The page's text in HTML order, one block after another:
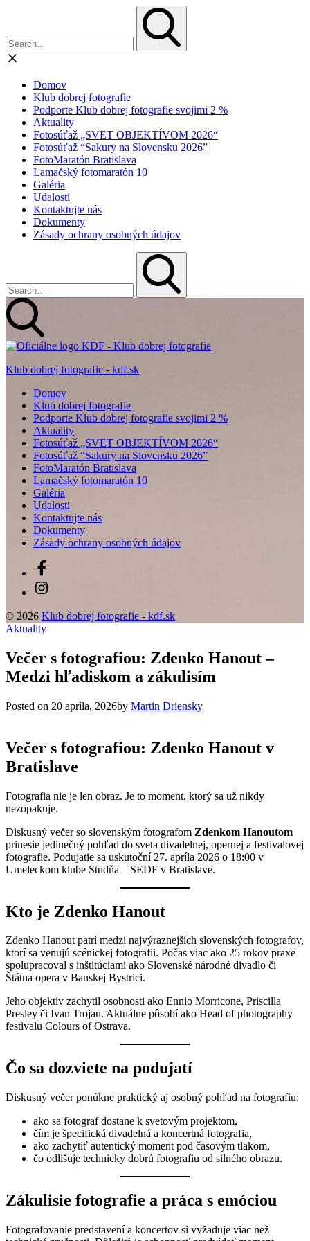
Domov
Klub dobrej fotografie
Podporte Klub dobrej fotografie svojimi 2 %
Aktuality
Fotosúťaž „SVET OBJEKTÍVOM 2026“
Fotosúťaž “Sakury na Slovensku 2026”
FotoMaratón Bratislava
Lamačský fotomaratón 10
Galéria
Udalosti
Kontaktujte nás
Dokumenty
Zásady ochrany osobných údajov
Klub dobrej fotografie - kdf.sk
Domov
Klub dobrej fotografie
Podporte Klub dobrej fotografie svojimi 2 %
Aktuality
Fotosúťaž „SVET OBJEKTÍVOM 2026“
Fotosúťaž “Sakury na Slovensku 2026”
FotoMaratón Bratislava
Lamačský fotomaratón 10
Galéria
Udalosti
Kontaktujte nás
Dokumenty
Zásady ochrany osobných údajov
Facebook
Instagram
© 2026 Klub dobrej fotografie - kdf.sk
Aktuality
Večer s fotografiou: Zdenko Hanout –
Medzi hľadiskom a zákulisím
Posted on 20 apríla, 2026by Martin Driensky
Večer s fotografiou: Zdenko Hanout v
Bratislave
Fotografia nie je len obraz. Je to moment, ktorý sa už nikdy
nezopakuje.
Diskusný večer so slovenským fotografom Zdenkom Hanoutom
prinesie jedinečný pohľad do sveta divadelnej, opernej a festivalovej
fotografie. Podujatie sa uskutoční 27. apríla 2026 o 18:00 v
Umeleckom klube Studňa – SEDF v Bratislave.
Kto je Zdenko Hanout
Zdenko Hanout patrí medzi najvýraznejších slovenských fotografov,
ktorí sa venujú scénickej fotografii. Počas viac ako 25 rokov praxe
spolupracoval s inštitúciami ako Slovenské národné divadlo či
Štátna opera v Banskej Bystrici.
Jeho objektív zachytil osobnosti ako Ennio Morricone, Priscilla
Presley či Ivan Trojan. Aktuálne pôsobí ako Head of photography
festivalu Colours of Ostrava.
Čo sa dozviete na podujatí
Diskusný večer ponúkne praktický aj osobný pohľad na fotografiu:
ako sa fotograf dostane k svetovým projektom,
čím je špecifická divadelná a koncertná fotografia,
ako zachytiť autentický moment pod časovým tlakom,
čo odlišuje technicky dobrú fotografiu od silného obrazu.
Zákulisie fotografie a práca s emóciou
Fotografovanie predstavení a koncertov si vyžaduje viac než